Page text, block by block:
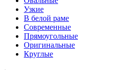
Узкие
В белой раме
Современные
Прямоугольные
Оригинальные
Круглые